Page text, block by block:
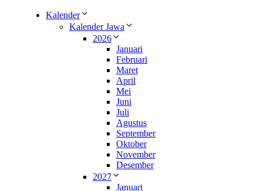
Kalender
Kalender Jawa
2026
Januari
Februari
Maret
April
Mei
Juni
Juli
Agustus
September
Oktober
November
Desember
2027
Januari